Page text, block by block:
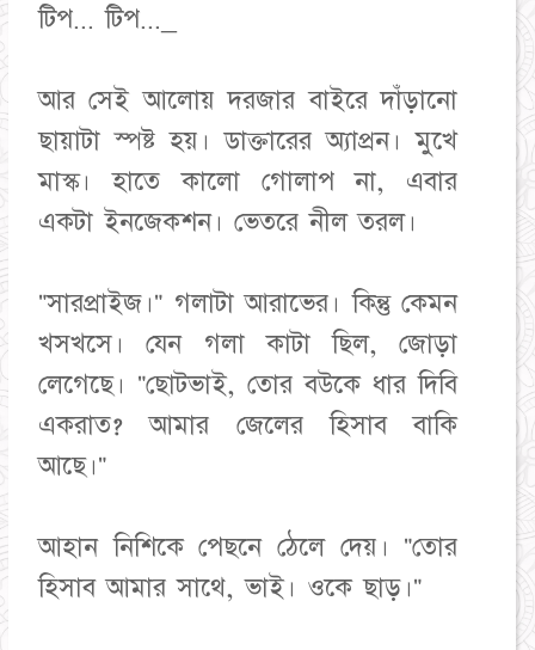
টিপ... টিপ..._
আর সেই আলোয় দরজার বাইরে দাঁড়ানো
ছায়াটা স্পষ্ট হয়। ডাক্তারের অ্যাপ্রন। মুখে
মাস্ক। হাতে কালো গোলাপ না, এবার
একটা ইনজেকশন। ভেতরে নীল তরল।
"সারপ্রাইজ।" গলাটা আরাভের। কিন্তু কেমন
খসখসে। যেন গলা কাটা ছিল, জোড়া
লেগেছে। "ছোটভাই, তোর বউকে ধার দিবি
একরাত? আমার জেলের হিসাব বাকি
আছে।"
আহান নিশিকে পেছনে ঠেলে দেয়। "তোর
হিসাব আমার সাথে, ভাই। ওকে ছাড়।"